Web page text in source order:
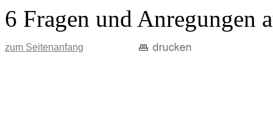
6 Fragen und Anregungen
zum Seitenanfang